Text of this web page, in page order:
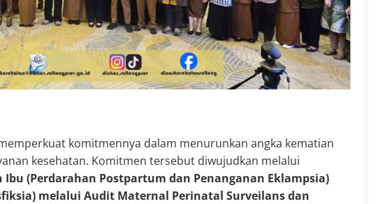
komitmennya dalam menurunkan angka kematian
kesehatan. Komitmen tersebut diwujudkan melalui
(Perdarahan Postpartum dan Penanganan Eklampsia)
melalui Audit Maternal Perinatal Surveilans dan